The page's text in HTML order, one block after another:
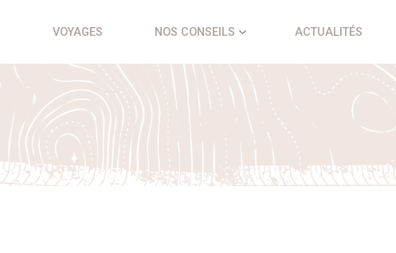
VOYAGES NOS CONSEILS ACTUALITÉS